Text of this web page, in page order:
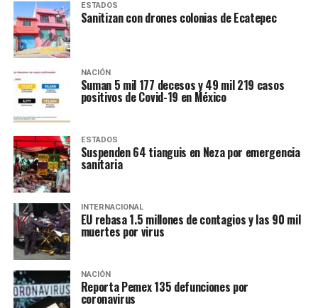
ESTADOS
Sanitizan con drones colonias de Ecatepec
NACIÓN
Suman 5 mil 177 decesos y 49 mil 219 casos
positivos de Covid-19 en México
ESTADOS
Suspenden 64 tianguis en Neza por emergencia
sanitaria
INTERNACIONAL
EU rebasa 1.5 millones de contagios y las 90 mil
muertes por virus
NACIÓN
Reporta Pemex 135 defunciones por
coronavirus